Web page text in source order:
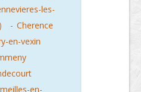
les-
- Cherence
en-vexin
en-